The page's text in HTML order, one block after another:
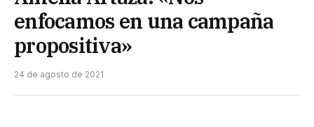
enfocamos en una campaña
propositiva»
24 de agosto de 2021